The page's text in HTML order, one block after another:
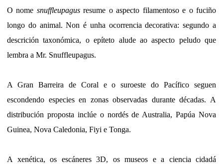
O nome snuffleupagusresume o aspecto filamentoso e o fuciño
longo do animal. Non é unha ocorrencia decorativa: segundo a
descrición taxonómica, o epíteto alude ao aspecto peludo que
lembra a Mr. Snuffleupagus.
A Gran Barreira de Coral e o suroeste do Pacífico seguen
escondendo especies en zonas observadas durante décadas. A
distribución proposta inclúe o nordés de Australia, Papúa Nova
Guinea, Nova Caledonia, Fiyi e Tonga.
A xenética, os escáneres 3D, os museos e a ciencia cidadá